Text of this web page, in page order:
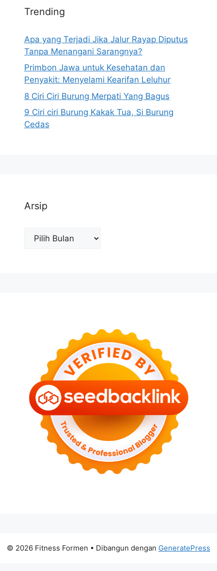
Trending
Apa yang Terjadi Jika Jalur Rayap Diputus
Tanpa Menangani Sarangnya?
Primbon Jawa untuk Kesehatan dan
Penyakit: Menyelami Kearifan Leluhur
8 Ciri Ciri Burung Merpati Yang Bagus
9 Ciri ciri Burung Kakak Tua, Si Burung
Cedas
Arsip
Arsip
© 2026 Fitness Formen • Dibangun dengan GeneratePress